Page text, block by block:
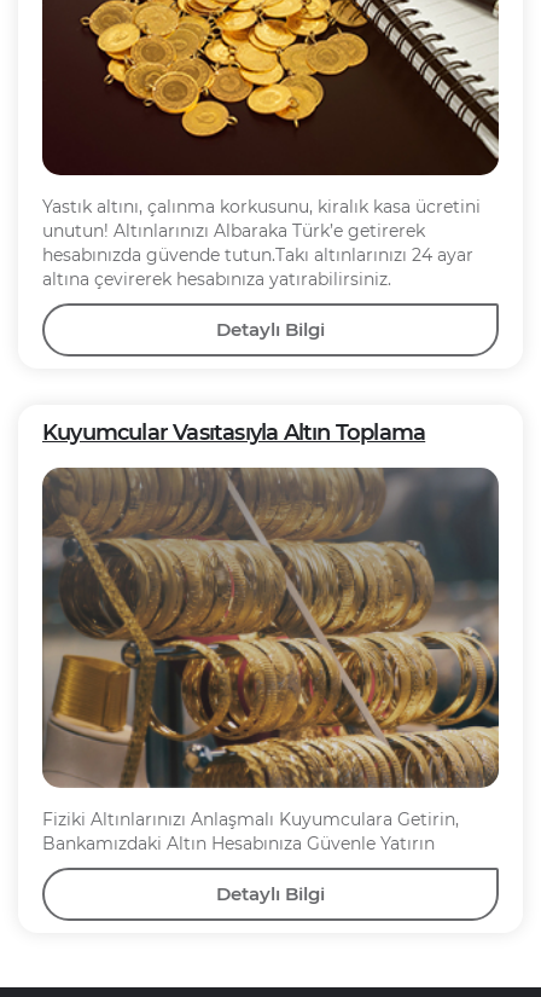
Yastık altını, çalınma korkusunu, kiralık kasa ücretini
unutun! Altınlarınızı Albaraka Türk’e getirerek
hesabınızda güvende tutun.Takı altınlarınızı 24 ayar
altına çevirerek hesabınıza yatırabilirsiniz.
Detaylı Bilgi
Kuyumcular Vasıtasıyla Altın Toplama
Fiziki Altınlarınızı Anlaşmalı Kuyumculara Getirin,
Bankamızdaki Altın Hesabınıza Güvenle Yatırın
Detaylı Bilgi